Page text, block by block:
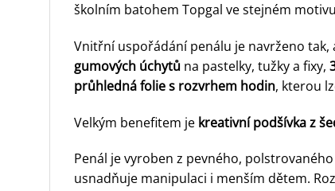
školním batohem Topgal ve stejném
Vnitřní uspořádání penálu je navrženo
gumových úchytů na pastelky, tužky a fixy,
průhledná folie s rozvrhem hodin, kterou
Velkým benefitem je kreativní podšívka z
Penál je vyroben z pevného,
usnadňuje manipulaci i menším dětem.